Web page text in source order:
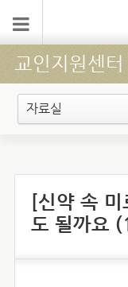
교인지원센터
자료실
[신약 속
도 될까요